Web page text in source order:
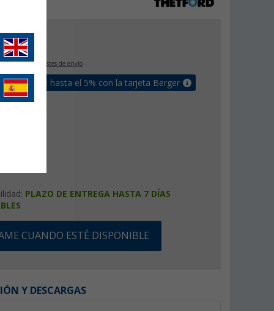
€
incluido + Costes de envío
un bonus de hasta el 5% con la tarjeta Berger
PLAZO DE ENTREGA HASTA 7 DÍAS
CUANDO ESTÉ DISPONIBLE
Y DESCARGAS